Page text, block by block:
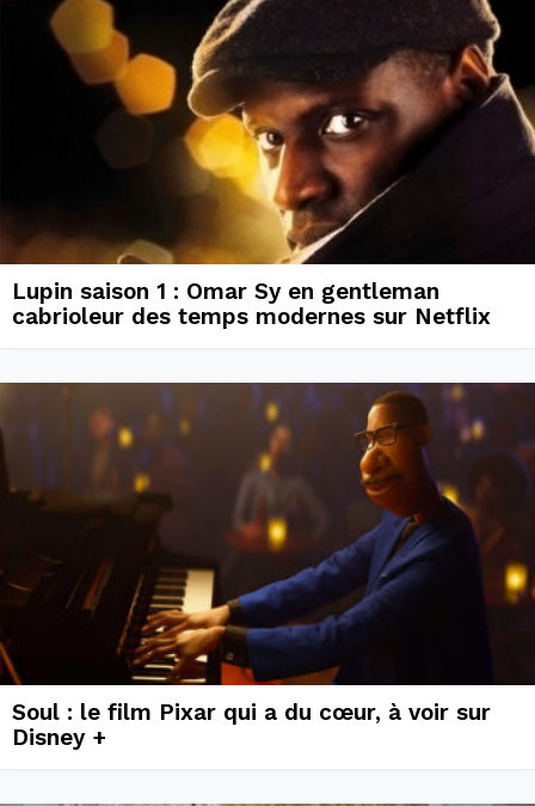
Lupin saison 1 : Omar Sy en gentleman
cabrioleur des temps modernes sur Netflix
Soul : le film Pixar qui a du cœur, à voir sur
Disney +